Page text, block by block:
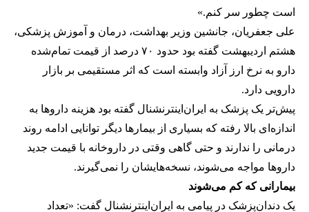
است چطور سر کنم.»
علی جعفریان، جانشین وزیر بهداشت، درمان و آموزش پزشکی،
هشتم اردیبهشت گفته بود حدود ۷۰ درصد از قیمت تمام‌شده
دارو به نرخ ارز آزاد وابسته است که اثر مستقیمی بر بازار
دارویی دارد.
پیش‌تر یک پزشک به ایران‌اینترنشنال گفته بود هزینه داروها به
اندازه‌ای بالا رفته که بسیاری از بیمارها دیگر توانایی ادامه روند
درمانی را ندارند و حتی گاهی وقتی در داروخانه با قیمت جدید
داروها مواجه می‌شوند، نسخه‌هایشان را نمی‌گیرند.
بیمارانی که کم می‌شوند
یک دندان‌پزشک در پیامی به ایران‌اینترنشنال گفت: «تعداد